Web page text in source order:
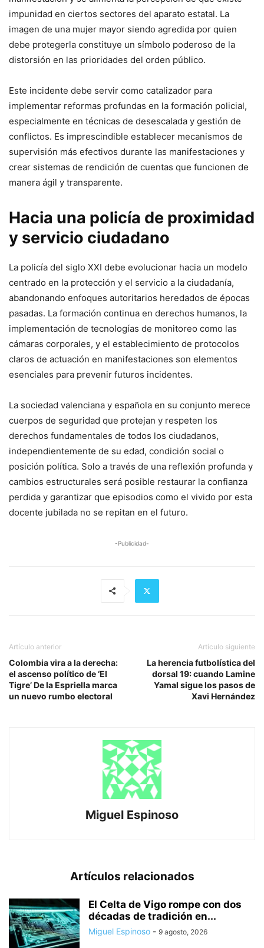
impunidad en ciertos sectores del aparato estatal. La
imagen de una mujer mayor siendo agredida por quien
debe protegerla constituye un símbolo poderoso de la
distorsión en las prioridades del orden público.
Este incidente debe servir como catalizador para
implementar reformas profundas en la formación policial,
especialmente en técnicas de desescalada y gestión de
conflictos. Es imprescindible establecer mecanismos de
supervisión más efectivos durante las manifestaciones y
crear sistemas de rendición de cuentas que funcionen de
manera ágil y transparente.
Hacia una policía de proximidad
y servicio ciudadano
La policía del siglo XXI debe evolucionar hacia un modelo
centrado en la protección y el servicio a la ciudadanía,
abandonando enfoques autoritarios heredados de épocas
pasadas. La formación continua en derechos humanos, la
implementación de tecnologías de monitoreo como las
cámaras corporales, y el establecimiento de protocolos
claros de actuación en manifestaciones son elementos
esenciales para prevenir futuros incidentes.
La sociedad valenciana y española en su conjunto merece
cuerpos de seguridad que protejan y respeten los
derechos fundamentales de todos los ciudadanos,
independientemente de su edad, condición social o
posición política. Solo a través de una reflexión profunda y
cambios estructurales será posible restaurar la confianza
perdida y garantizar que episodios como el vivido por esta
docente jubilada no se repitan en el futuro.
-Publicidad-
Artículo anterior
Colombia vira a la derecha:
el ascenso político de ‘El
Tigre’ De la Espriella marca
un nuevo rumbo electoral
Artículo siguiente
La herencia futbolística del
dorsal 19: cuando Lamine
Yamal sigue los pasos de
Xavi Hernández
Miguel Espinoso
Artículos relacionados
El Celta de Vigo rompe con dos
décadas de tradición en...
Miguel Espinoso - 9 agosto, 2026